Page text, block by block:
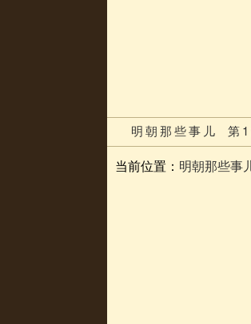
明朝那些事儿 第
当前位置： 明朝那些事